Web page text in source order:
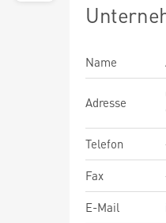
Name
Adresse
Telefon
Fax
E-Mail